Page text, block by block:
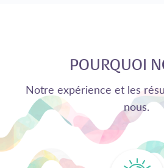
POURQUOI
Notre expérience et les
nous.